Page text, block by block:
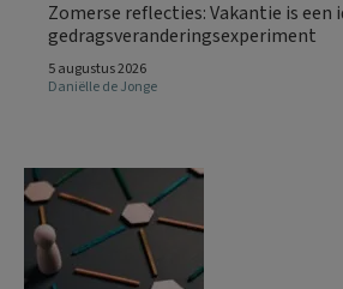
Zomerse reflecties: Vakantie is een
gedragsveranderingsexperiment
5 augustus 2026
Daniëlle de Jonge